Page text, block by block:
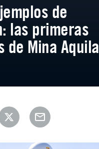
de
las primeras
de Mina Aquila